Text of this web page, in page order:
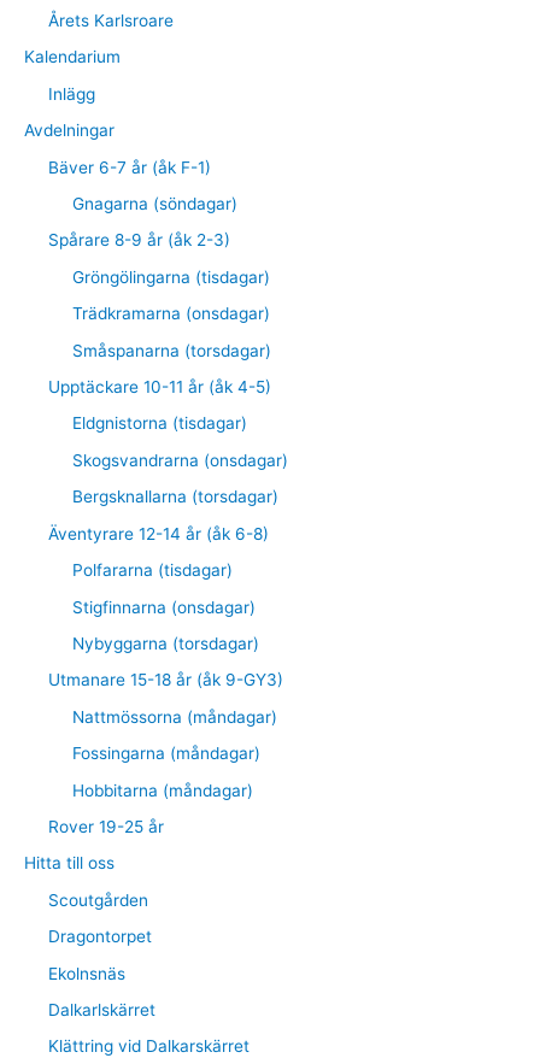
Årets Karlsroare
Kalendarium
Inlägg
Avdelningar
Bäver 6-7 år (åk F-1)
Gnagarna (söndagar)
Spårare 8-9 år (åk 2-3)
Gröngölingarna (tisdagar)
Trädkramarna (onsdagar)
Småspanarna (torsdagar)
Upptäckare 10-11 år (åk 4-5)
Eldgnistorna (tisdagar)
Skogsvandrarna (onsdagar)
Bergsknallarna (torsdagar)
Äventyrare 12-14 år (åk 6-8)
Polfararna (tisdagar)
Stigfinnarna (onsdagar)
Nybyggarna (torsdagar)
Utmanare 15-18 år (åk 9-GY3)
Nattmössorna (måndagar)
Fossingarna (måndagar)
Hobbitarna (måndagar)
Rover 19-25 år
Hitta till oss
Scoutgården
Dragontorpet
Ekolnsnäs
Dalkarlskärret
Klättring vid Dalkarskärret